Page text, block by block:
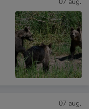
07 aug.